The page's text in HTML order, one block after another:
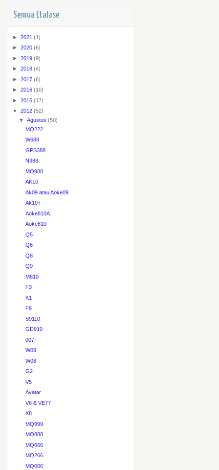
Semua Etalase
► 2021 (1)
► 2020 (6)
► 2019 (9)
► 2018 (4)
► 2017 (6)
► 2016 (10)
► 2015 (17)
▼ 2012 (52)
▼Agustus(50)
MQ222
W688
GPS388
N388
MQ988
AK10
Ak09 atau Aoke09
Ak10+
Aoke810A
Aoke810
Q5
Q6
Q8
Q9
M810
F3
K1
F6
S9110
GD910
007+
W09
W08
G2
V5
Avatar
V6 & VE77
X8
MQ999
MQ888
MQ666
MQ266
MQ006